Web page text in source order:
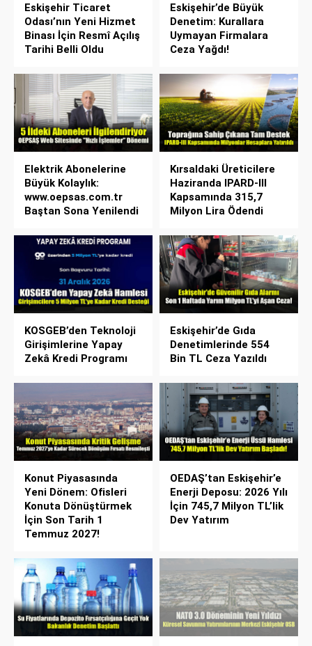
Eskişehir Ticaret
Odası’nın Yeni Hizmet
Binası İçin Resmî Açılış
Tarihi Belli Oldu
Eskişehir’de Büyük
Denetim: Kurallara
Uymayan Firmalara
Ceza Yağdı!
Elektrik Abonelerine
Büyük Kolaylık:
www.oepsas.com.tr
Baştan Sona Yenilendi
Kırsaldaki Üreticilere
Haziranda IPARD-III
Kapsamında 315,7
Milyon Lira Ödendi
KOSGEB’den Teknoloji
Girişimlerine Yapay
Zekâ Kredi Programı
Eskişehir’de Gıda
Denetimlerinde 554
Bin TL Ceza Yazıldı
Konut Piyasasında
Yeni Dönem: Ofisleri
Konuta Dönüştürmek
İçin Son Tarih 1
Temmuz 2027!
OEDAŞ’tan Eskişehir’e
Enerji Deposu: 2026 Yılı
İçin 745,7 Milyon TL’lik
Dev Yatırım